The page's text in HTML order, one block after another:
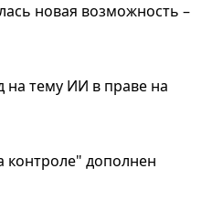
новая возможность –
на тему ИИ в праве на
контроле" дополнен